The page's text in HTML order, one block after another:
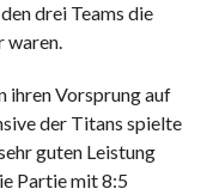
drei Teams die
ihren Vorsprung auf
der Titans spielte
guten Leistung
Partie mit 8:5